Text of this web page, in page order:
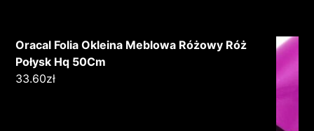
Oracal Folia Okleina Meblowa Różowy Róż
Połysk Hq 50Cm
33.60zł